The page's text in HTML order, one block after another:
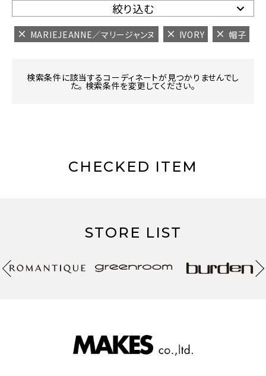
絞り込む
MARIEJEANNE／マリージャンヌ IVORY 帽子
検索条件に該当するコーディネートが見つかりませんでし
た。 検索条件を変更してください。
CHECKED ITEM
STORE LIST